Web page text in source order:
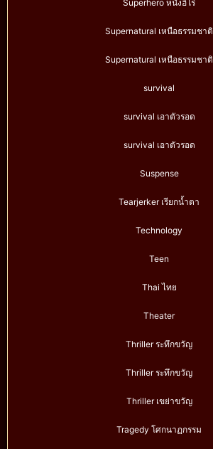
Superhero หนังฮีโร่
Supernatural เหนือธรรมชาติ
Supernatural เหนือธรรมชาติ
survival
survival เอาตัวรอด
survival เอาตัวรอด
Suspense
Tearjerker เรียกน้ำตา
Technology
Teen
Thai ไทย
Theater
Thriller ระทึกขวัญ
Thriller ระทึกขวัญ
Thriller เขย่าขวัญ
Tragedy โศกนาฏกรรม